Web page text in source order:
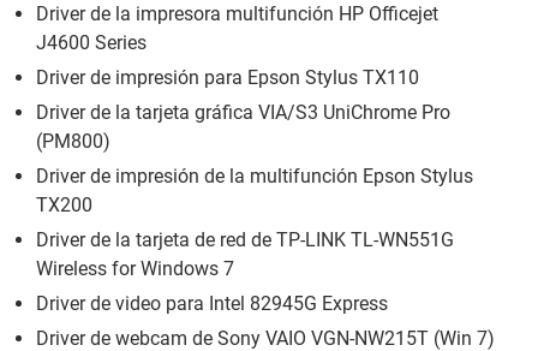
Driver de la impresora multifunción HP Officejet
J4600 Series
Driver de impresión para Epson Stylus TX110
Driver de la tarjeta gráfica VIA/S3 UniChrome Pro
(PM800)
Driver de impresión de la multifunción Epson Stylus
TX200
Driver de la tarjeta de red de TP-LINK TL-WN551G
Wireless for Windows 7
Driver de video para Intel 82945G Express
Driver de webcam de Sony VAIO VGN-NW215T (Win 7)